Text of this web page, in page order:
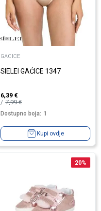
GACICE
SIELEI GAĆICE 1347
6,39 €
7,99€
Dostupno boja: 1
Kupi ovdje
20%